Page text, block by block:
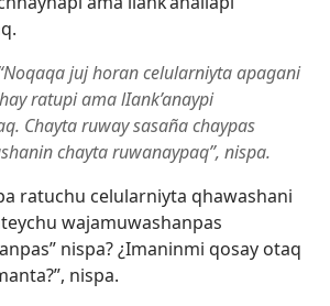
juj horan celularniyta apagani
ratupi ama lIank’anaypi
Chayta ruway sasaña chaypas
chayta ruwanaypaq”, nispa.
ratuchu celularniyta qhawashani
wajamuwashanpas
nispa? ¿Imaninmi qosay otaq
nispa.